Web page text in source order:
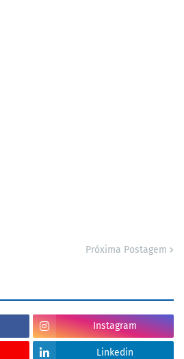
Próxima Postagem
Instagram
Linkedin